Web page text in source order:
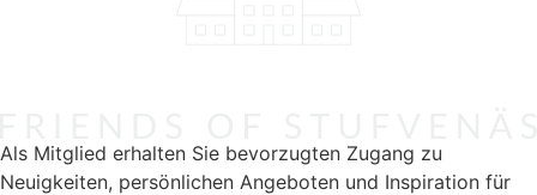
Als Mitglied erhalten Sie bevorzugten Zugang zu
Neuigkeiten, persönlichen Angeboten und Inspiration für